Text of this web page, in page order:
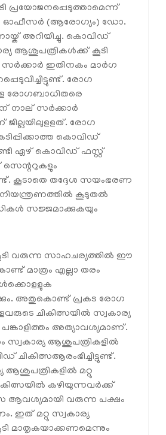
പ്രയോജനപ്പെടുത്താമെന്ന്
ഓഫീസര്‍ (ആരോഗ്യം) ഡോ.
അറിയിച്ചു. കൊവിഡ്
ആശുപത്രികള്‍ക്ക് കൂടി
ഇതിനകം മാര്‍ഗ
രോഗ
രോഗബാധിതരെ
നാല് സര്‍ക്കാര്‍
രോഗ
കൊവിഡ്
ഏഴ് കൊവിഡ് ഫസ്റ്റ്
സെന്ററുകളും
കൂടാതെ തദ്ദേശ സയംഭരണ
കൂടുതല്‍
സജ്ജമാക്കുകയും
വരുന്ന സാഹചര്യത്തില്‍ ഈ
മാത്രം എല്ലാ തരം
അതുകൊണ്ട് പ്രകട രോഗ
ചികിത്സയില്‍ സ്വകാര്യ
അത്യാവശ്യമാണ്.
സ്വകാര്യ ആശുപത്രികളില്‍
ആശുപത്രികളില്‍ മറ്റു
കഴിയുന്നവര്‍ക്ക്
ആവശ്യമായി വരുന്ന പക്ഷം
ഇത് മറ്റു സ്വകാര്യ
മാതൃകയാക്കണമെന്നും